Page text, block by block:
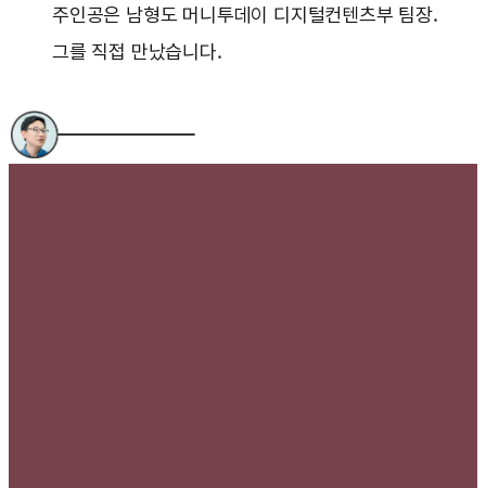
주인공은 남형도 머니투데이 디지털컨텐츠부 팀장.
그를 직접 만났습니다.